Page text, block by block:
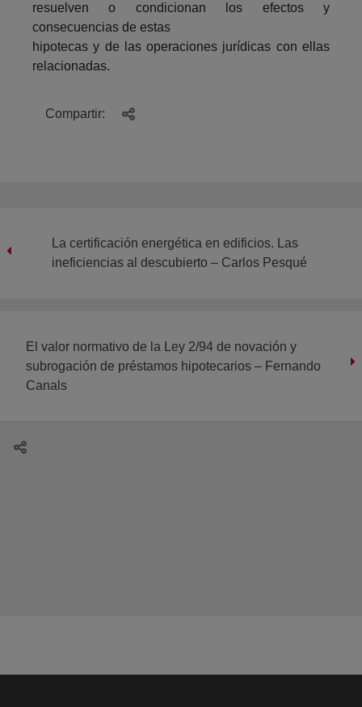
resuelven o condicionan los efectos y
consecuencias de estas
hipotecas y de las operaciones jurídicas con ellas
relacionadas.
Compartir:
La certificación energética en edificios. Las
ineficiencias al descubierto – Carlos Pesqué
El valor normativo de la Ley 2/94 de novación y
subrogación de préstamos hipotecarios – Fernando
Canals